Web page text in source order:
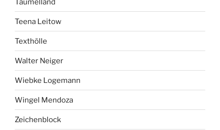
Taumelland
Teena Leitow
Texthölle
Walter Neiger
Wiebke Logemann
Wingel Mendoza
Zeichenblock